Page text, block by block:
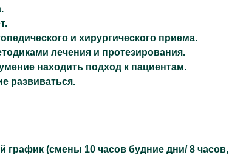
и хирургического приема.
лечения и протезирования.
находить подход к пациентам.
развиваться.
график (смены 10 часов будние дни/ 8 часов,